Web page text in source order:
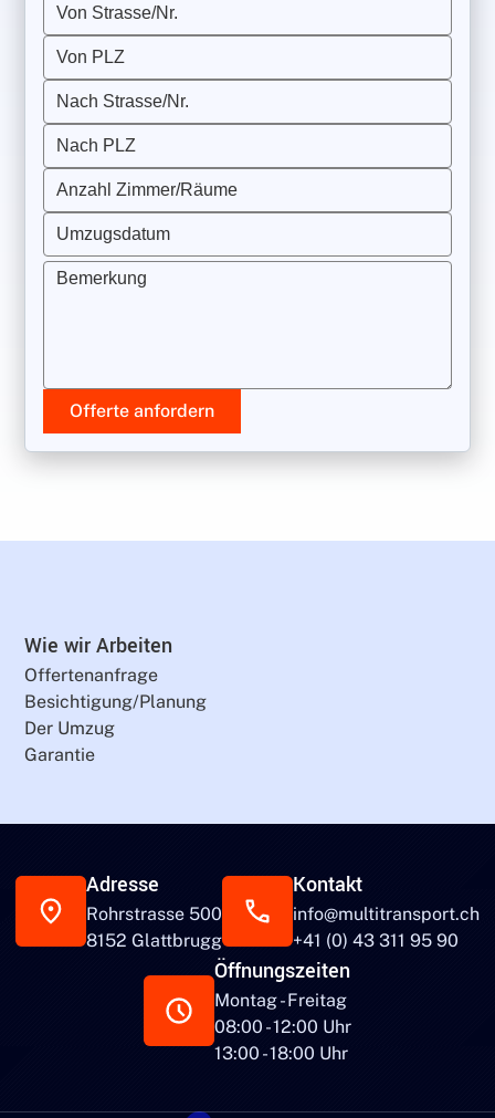
Von Strasse/Nr.
Von PLZ
Nach Strasse/Nr.
Nach PLZ
Anzahl Zimmer/Räume
Umzugsdatum
Bemerkung
Offerte anfordern
Wie wir Arbeiten
Offertenanfrage
Besichtigung/Planung
Der Umzug
Garantie
Adresse
Rohrstrasse 500
8152 Glattbrugg
Kontakt
info@multitransport.ch
+41 (0) 43 311 95 90
Öffnungszeiten
Montag - Freitag
08:00 - 12:00 Uhr
13:00 - 18:00 Uhr